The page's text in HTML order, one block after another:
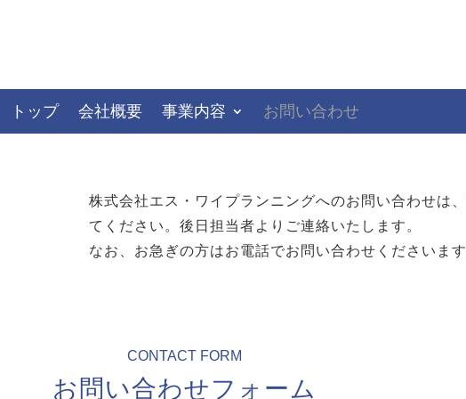
トップ 会社概要 事業内容 お問い合わせ
トップ 会社概要 事業内容 お問い合わせ
株式会社エス・ワイプランニングへのお問い合わせは
てください。後日担当者よりご連絡いたします。
なお、お急ぎの方はお電話でお問い合わせくださいま
CONTACT FORM
お問い合わせフォーム